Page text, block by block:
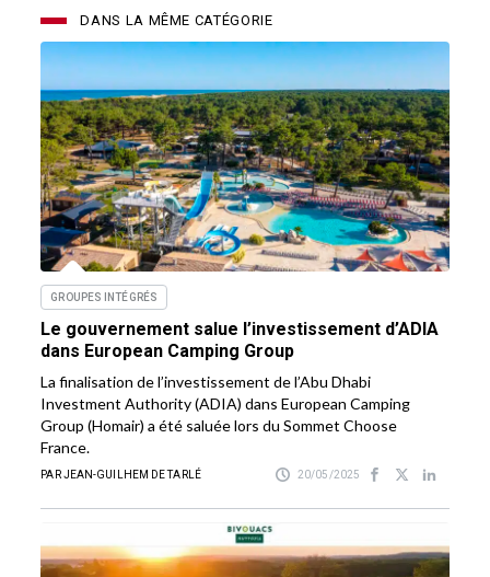
DANS LA MÊME CATÉGORIE
GROUPES INTÉGRÉS
Le gouvernement salue l’investissement d’ADIA
dans European Camping Group
La finalisation de l’investissement de l’Abu Dhabi
Investment Authority (ADIA) dans European Camping
Group (Homair) a été saluée lors du Sommet Choose
France.
PAR JEAN-GUILHEM DE TARLÉ 20/05/2025